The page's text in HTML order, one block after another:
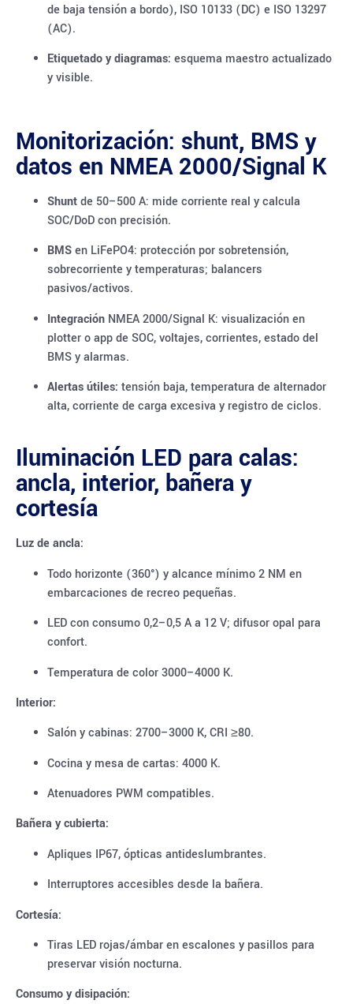
de baja tensión a bordo), ISO 10133 (DC) e ISO 13297
(AC).
Etiquetado y diagramas: esquema maestro actualizado
y visible.
Monitorización: shunt, BMS y
datos en NMEA 2000/Signal K
Shuntde 50–500 A: mide corriente real y calcula
SOC/DoD con precisión.
BMSen LiFePO4: protección por sobretensión,
sobrecorriente y temperaturas; balancers
pasivos/activos.
Integración NMEA 2000/Signal K: visualización en
plotter o app de SOC, voltajes, corrientes, estado del
BMS y alarmas.
Alertas útiles: tensión baja, temperatura de alternador
alta, corriente de carga excesiva y registro de ciclos.
Iluminación LED para calas:
ancla, interior, bañera y
cortesía
Luz de ancla:
Todo horizonte (360°) y alcance mínimo 2 NM en
embarcaciones de recreo pequeñas.
LED con consumo 0,2–0,5 A a 12 V; difusor opal para
confort.
Temperatura de color 3000–4000 K.
Interior:
Salón y cabinas: 2700–3000 K, CRI ≥80.
Cocina y mesa de cartas: 4000 K.
Atenuadores PWM compatibles.
Bañera y cubierta:
Apliques IP67, ópticas antideslumbrantes.
Interruptores accesibles desde la bañera.
Cortesía:
Tiras LED rojas/ámbar en escalones y pasillos para
preservar visión nocturna.
Consumo y disipación: